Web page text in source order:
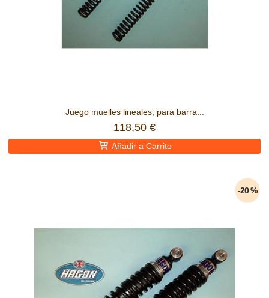
Juego muelles lineales, para barra...
118,50 €
Añadir a Carrito
-20 %